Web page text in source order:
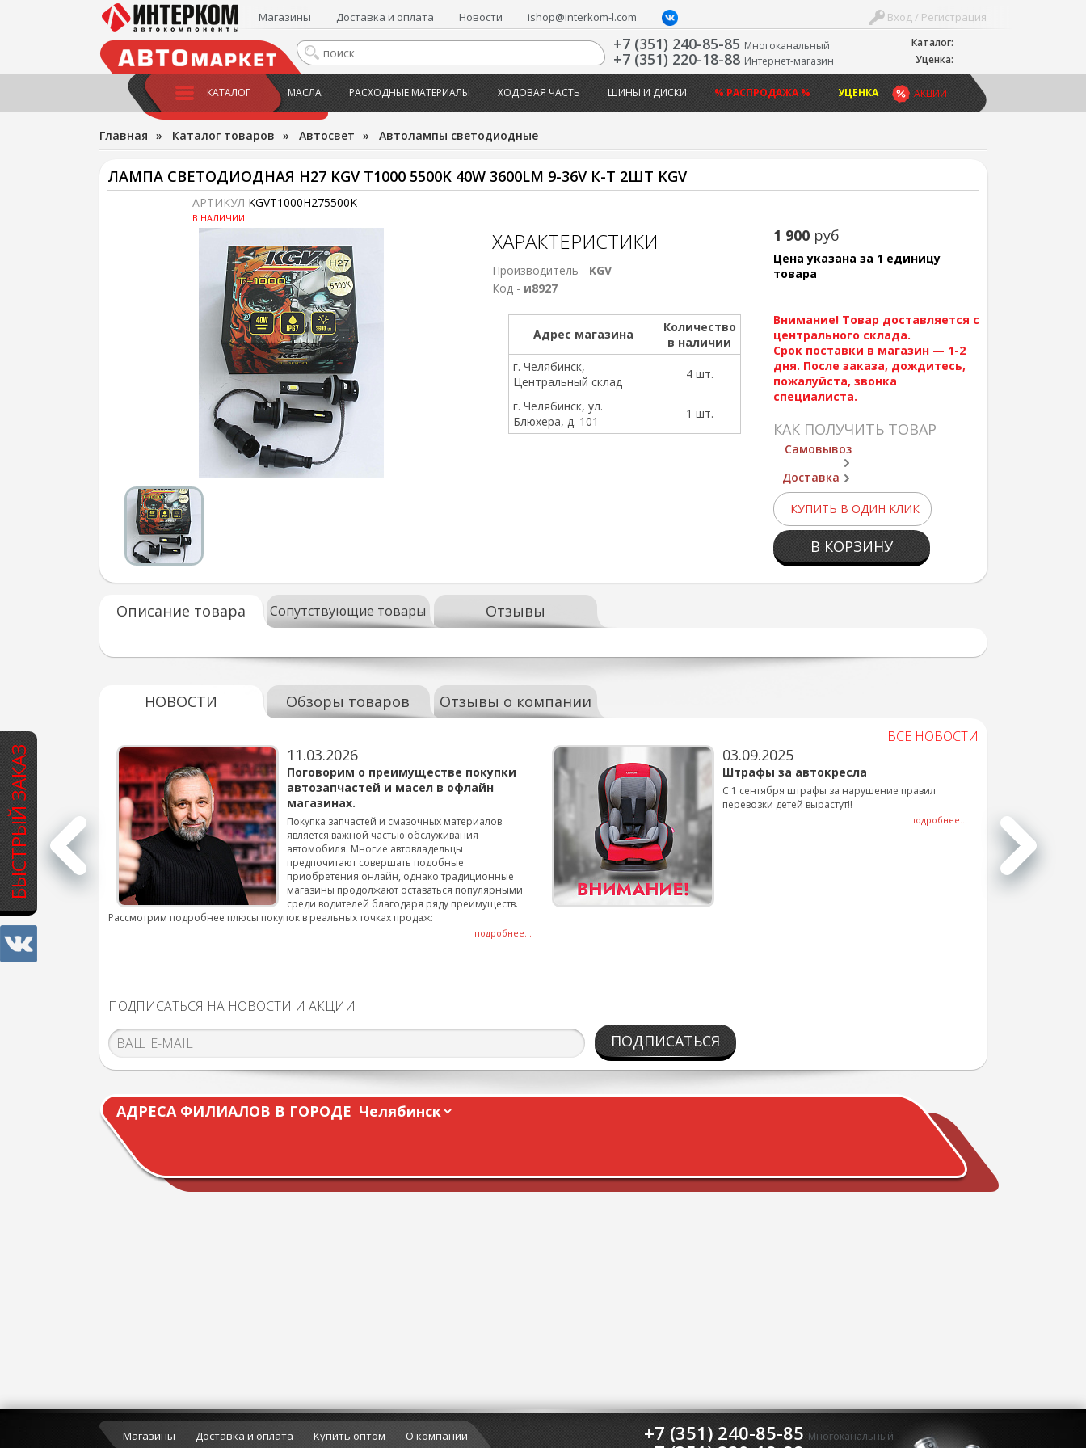
БЫСТРЫЙ ЗАКАЗ
Каталог:
Уценка:
Вход / Регистрация
Магазины Доставка и оплата Новости ishop@interkom-l.com
+7 (351) 240-85-85 Многоканальный
+7 (351) 220-18-88 Интернет-магазин
АКЦИИ
КАТАЛОГ МАСЛА РАСХОДНЫЕ МАТЕРИАЛЫ ХОДОВАЯ ЧАСТЬ ШИНЫ И ДИСКИ % РАСПРОДАЖА % УЦЕНКА
Главная » Каталог товаров » Автосвет » Автолампы светодиодные
ЛАМПА СВЕТОДИОДНАЯ H27 KGV T1000 5500K 40W 3600LM 9-36V К-Т 2ШТ KGV
АРТИКУЛ KGVT1000H275500K
В НАЛИЧИИ
1 900 руб
Цена указана за 1 единицу
товара
Внимание! Товар доставляется с
центрального склада.
Срок поставки в магазин — 1-2
дня. После заказа, дождитесь,
пожалуйста, звонка
специалиста.
КАК ПОЛУЧИТЬ ТОВАР
Самовывоз
Доставка
КУПИТЬ В ОДИН КЛИК
В КОРЗИНУ
ХАРАКТЕРИСТИКИ
Производитель - KGV
Код - и8927
Адрес магазина
Количество
в наличии
г. Челябинск,
Центральный склад
4 шт.
г. Челябинск, ул.
Блюхера, д. 101
1 шт.
Описание товара Сопутствующие товары Отзывы
НОВОСТИ Обзоры товаров Отзывы о компании
ВСЕ НОВОСТИ
для
смены шин на
подробнее...
11.03.2026
Поговорим о преимуществе покупки
автозапчастей и масел в офлайн
магазинах.
Покупка запчастей и смазочных материалов
является важной частью обслуживания
автомобиля. Многие автовладельцы
предпочитают совершать подобные
приобретения онлайн, однако традиционные
магазины продолжают оставаться популярными
среди водителей благодаря ряду преимуществ.
Рассмотрим подробнее плюсы покупок в реальных точках продаж:
подробнее...
03.09.2025
Штрафы за автокресла
С 1 сентября штрафы за нарушение правил
перевозки детей вырастут!!
подробнее...
ПОДПИСАТЬСЯ НА НОВОСТИ И АКЦИИ
ПОДПИСАТЬСЯ
АДРЕСА ФИЛИАЛОВ В ГОРОДЕ
Магазины Доставка и оплата Купить оптом О компании +7 (351) 240-85-85 Многоканальный